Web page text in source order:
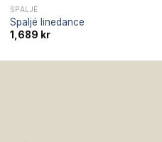
SPALJÉ
Spaljé linedance
1,689 kr